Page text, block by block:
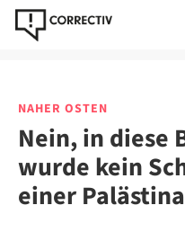
NAHER OSTEN
Nein, in diese
wurde kein
einer